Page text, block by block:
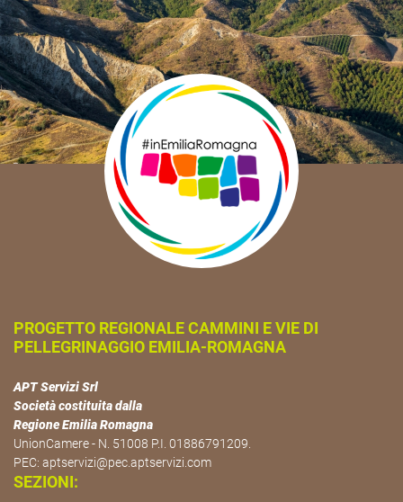
PROGETTO REGIONALE CAMMINI E VIE DI
PELLEGRINAGGIO EMILIA-ROMAGNA
APT Servizi Srl
Società costituita dalla
Regione Emilia Romagna
UnionCamere - N. 51008 P.I. 01886791209.
PEC: aptservizi@pec.aptservizi.com
SEZIONI: